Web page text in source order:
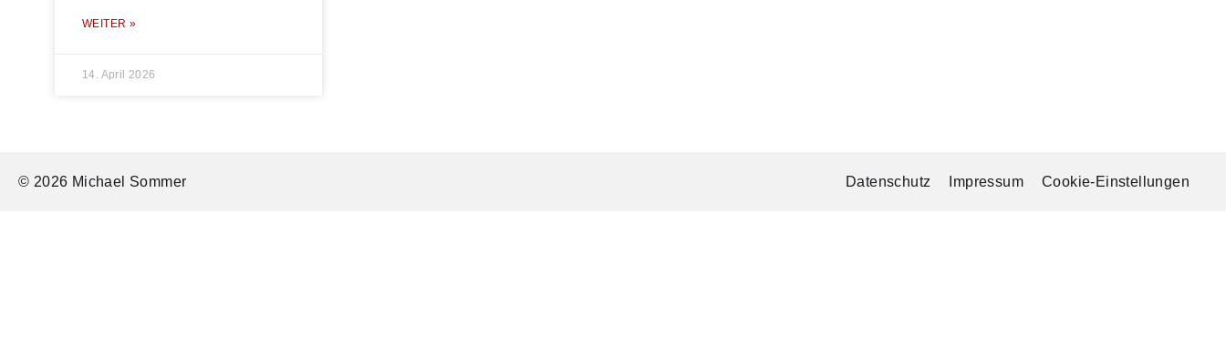
WEITER »
14. April 2026
© 2026 Michael Sommer Datenschutz Impressum Cookie-Einstellungen